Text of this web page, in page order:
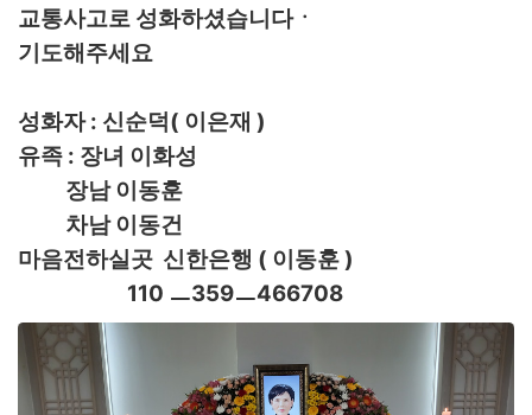
교통사고로 성화하셨습니다ㆍ
기도해주세요
성화자 : 신순덕( 이은재 )
유족 : 장녀 이화성
장남 이동훈
차남 이동건
마음전하실곳 신한은행 ( 이동훈 )
110 ㅡ359ㅡ466708